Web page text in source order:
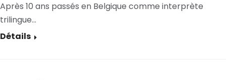
Après 10 ans passés en Belgique comme interprète
trilingue…
Détails